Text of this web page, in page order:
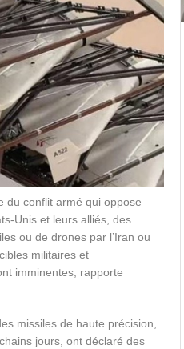
du conflit armé qui oppose
Unis et leurs alliés, des
ou de drones par l’Iran ou
militaires et
imminentes, rapporte
missiles de haute précision,
jours, ont déclaré des